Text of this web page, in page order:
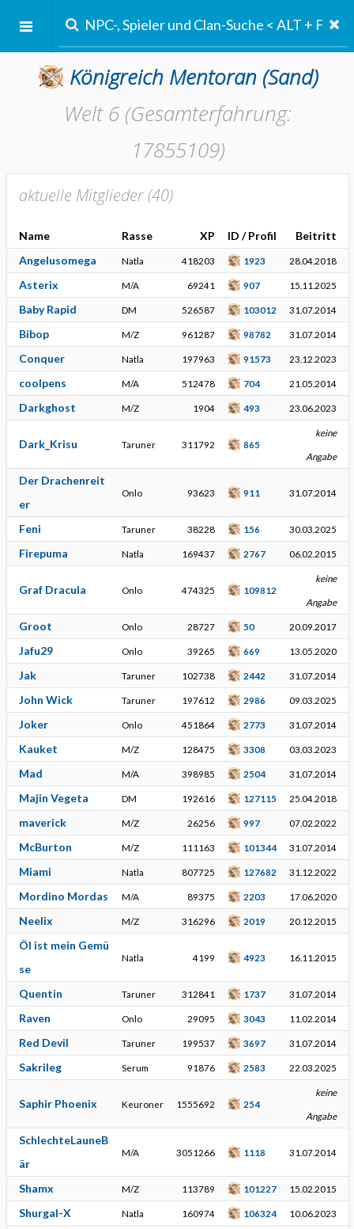
Königreich Mentoran(Sand)
Welt 6 (Gesamterfahrung:
17855109)
aktuelle Mitglieder (40)
Name Rasse XP ID / Profil
Beitritt
Angelusomega
Natla 418203 1923 28.04.2018
Asterix M/A 69241 907 15.11.2025
Baby Rapid DM 526587 103012 31.07.2014
Bibop M/Z 961287 98782 31.07.2014
Conquer Natla 197963 91573 23.12.2023
coolpens M/A 512478 704 21.05.2014
Darkghost M/Z 1904 493 23.06.2023
Dark_Krisu Taruner 311792 865
keine
Angabe
Der Drachenreit
er
Onlo 93623 911 31.07.2014
Feni Taruner 38228 156 30.03.2025
Firepuma Natla 169437 2767 06.02.2015
Graf Dracula Onlo 474325 109812
keine
Angabe
Groot Onlo 28727 50 20.09.2017
Jafu29 Onlo 39265 669 13.05.2020
Jak Taruner 102738 2442 31.07.2014
John Wick Taruner 197612 2986 09.03.2025
Joker Onlo 451864 2773 31.07.2014
Kauket M/Z 128475 3308 03.03.2023
Mad M/A 398985 2504 31.07.2014
Majin Vegeta DM 192616 127115 25.04.2018
maverick M/Z 26256 997 07.02.2022
McBurton M/Z 111163 101344 31.07.2014
Miami Natla 807725 127682 31.12.2022
Mordino Mordas M/A 89375 2203 17.06.2020
Neelix M/Z 316296 2019 20.12.2015
Öl ist mein Gemü
se
Natla 4199 4923 16.11.2015
Quentin Taruner 312841 1737 31.07.2014
Raven Onlo 29095 3043 11.02.2014
Red Devil Taruner 199537 3697 31.07.2014
Sakrileg Serum 91876 2583 22.03.2025
Saphir Phoenix Keuroner 1555692 254
keine
Angabe
SchlechteLauneB
är
M/A 3051266 1118 31.07.2014
Shamx M/Z 113789 101227 15.02.2015
Shurgal-X Natla 160974 106324 10.06.2023